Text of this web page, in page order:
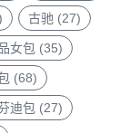
古驰 (27)
女包 (35)
(68)
迪包 (27)